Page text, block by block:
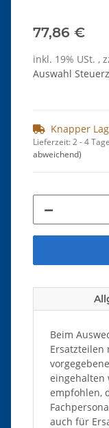
77,86 €
inkl. 19% USt. ,
Auswahl
Knapper
Lieferzeit:2 - 4 Tage
abweichend)
Beim
Ersatzteilen
eingehalten
empfohlen,
auch für